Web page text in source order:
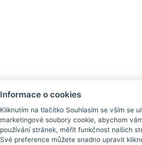
Informace o cookies
Kliknutím na tlačítko Souhlasím se vším se
marketingové soubory cookie, abychom
používání stránek, měřit funkčnost našich
Své preference můžete snadno upravit